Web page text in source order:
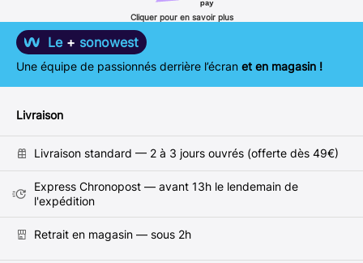
Cliquer pour en savoir plus
Le + sonowest
Une équipe de passionnés derrière l’écran et en magasin !
Livraison
Livraison standard — 2 à 3 jours ouvrés (offerte dès 49€)
Express Chronopost — avant 13h le lendemain de
l'expédition
Retrait en magasin — sous 2h